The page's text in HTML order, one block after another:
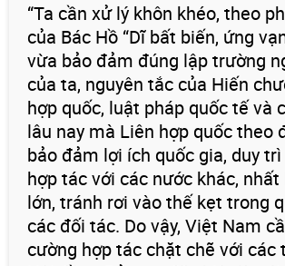
“Ta cần xử lý khôn khéo, theo
của Bác Hồ “Dĩ bất biến, ứng
vừa bảo đảm đúng lập trường
của ta, nguyên tắc của Hiến
hợp quốc, luật pháp quốc tế và
lâu nay mà Liên hợp quốc theo
bảo đảm lợi ích quốc gia, duy
hợp tác với các nước khác,
lớn, tránh rơi vào thế kẹt trong
các đối tác. Do vậy, Việt Nam
cường hợp tác chặt chẽ với các